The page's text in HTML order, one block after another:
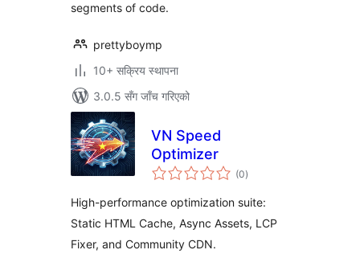
segments of code.
prettyboymp
10+ सक्रिय स्थापना
3.0.5 सँग जाँच गरिएको
VN Speed
Optimizer
(0कुल
रेटिङ्गहरू
)
High-performance optimization suite:
Static HTML Cache, Async Assets, LCP
Fixer, and Community CDN.